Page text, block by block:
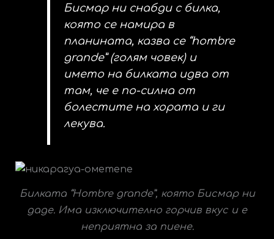
Бисмар ни снабди с билка,
която се намира в
планината, казва се “hombre
grande” (голям човек) и
името на билката идва от
там, че е по-силна от
болестите на хората и ги
лекува.
Билката “Hombre grande”, която Бисмар ни
даде. Има изключително горчив вкус и е
неприятна за пиене.